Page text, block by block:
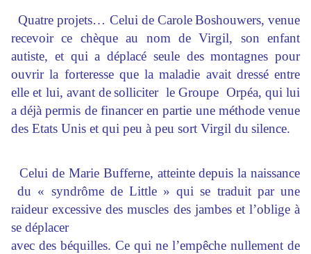
Quatre projets… Celui de Carole Boshouwers, venue
recevoir ce chèque au nom de Virgil, son enfant
autiste, et qui a déplacé seule des montagnes pour
ouvrir la forteresse que la maladie avait dressé entre
elle et lui, avant de solliciter le Groupe Orpéa, qui lui
a déjà permis de financer en partie une méthode venue
des Etats Unis et qui peu à peu sort Virgil du silence.
Celui de Marie Bufferne, atteinte depuis la naissance
du « syndrôme de Little » qui se traduit par une
raideur excessive des muscles des jambes et l’oblige à
se déplacer
avec des béquilles. Ce qui ne l’empêche nullement de